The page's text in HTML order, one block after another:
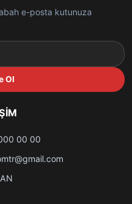
e-posta kutunuza
Ol
00 00